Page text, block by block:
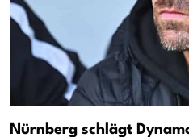
Nürnberg schlägt